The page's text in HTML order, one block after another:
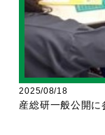
2025/08/18
産総研一般公開に